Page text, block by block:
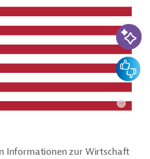
Informationen zur Wirtschaft
KI-